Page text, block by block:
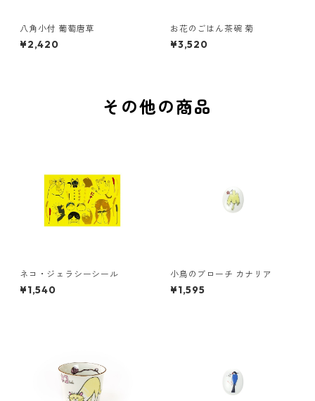
八角小付 葡萄唐草
¥2,420
お花のごはん茶碗 菊
¥3,520
その他の商品
ネコ・ジェラシーシール
¥1,540
小鳥のブローチ カナリア
¥1,595